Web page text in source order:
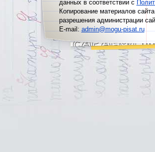
данных в соответствии с
Копирование материалов
разрешения администрации
E-mail:admin@mogu-pisat.ru